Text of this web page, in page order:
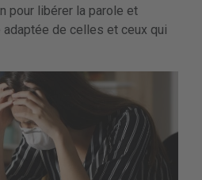
pour libérer la parole et
de celles et ceux qui